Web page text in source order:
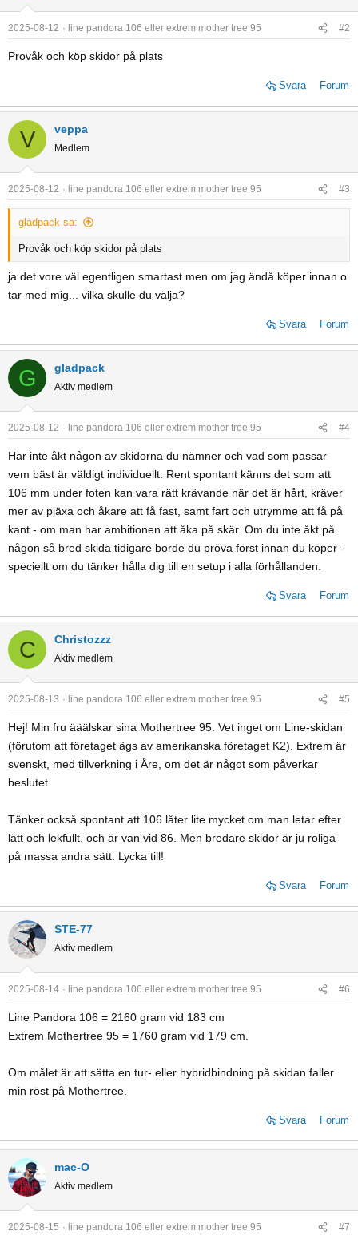
2025-08-12 line pandora 106 eller extrem mother tree 95 #2
Provåk och köp skidor på plats
Svara Forum
V veppa
Medlem
2025-08-12 line pandora 106 eller extrem mother tree 95 #3
gladpack sa:
Provåk och köp skidor på plats
ja det vore väl egentligen smartast men om jag ändå köper innan o
tar med mig... vilka skulle du välja?
Svara Forum
G gladpack
Aktiv medlem
2025-08-12 line pandora 106 eller extrem mother tree 95 #4
Har inte åkt någon av skidorna du nämner och vad som passar
vem bäst är väldigt individuellt. Rent spontant känns det som att
106 mm under foten kan vara rätt krävande när det är hårt, kräver
mer av pjäxa och åkare att få fast, samt fart och utrymme att få på
kant - om man har ambitionen att åka på skär. Om du inte åkt på
någon så bred skida tidigare borde du pröva först innan du köper -
speciellt om du tänker hålla dig till en setup i alla förhållanden.
Svara Forum
C Christozzz
Aktiv medlem
2025-08-13 line pandora 106 eller extrem mother tree 95 #5
Hej! Min fru ääälskar sina Mothertree 95. Vet inget om Line-skidan
(förutom att företaget ägs av amerikanska företaget K2). Extrem är
svenskt, med tillverkning i Åre, om det är något som påverkar
beslutet.
Tänker också spontant att 106 låter lite mycket om man letar efter
lätt och lekfullt, och är van vid 86. Men bredare skidor är ju roliga
på massa andra sätt. Lycka till!
Svara Forum
STE-77
Aktiv medlem
2025-08-14 line pandora 106 eller extrem mother tree 95 #6
Line Pandora 106 = 2160 gram vid 183 cm
Extrem Mothertree 95 = 1760 gram vid 179 cm.
Om målet är att sätta en tur- eller hybridbindning på skidan faller
min röst på Mothertree.
Svara Forum
mac-O
Aktiv medlem
2025-08-15 line pandora 106 eller extrem mother tree 95 #7